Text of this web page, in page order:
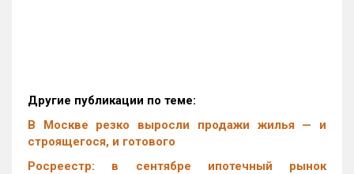
Другие публикации по теме:
В Москве резко выросли продажи жилья — и
строящегося, и готового
Росреестр: в сентябре ипотечный рынок